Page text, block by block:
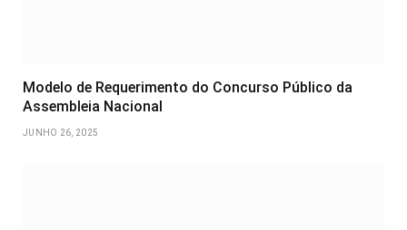
Modelo de Requerimento do Concurso Público da
Assembleia Nacional
JUNHO 26, 2025